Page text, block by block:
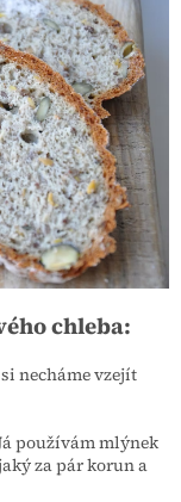
chleba:
necháme vzejít
používám mlýnek
za pár korun a